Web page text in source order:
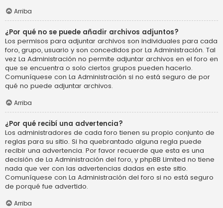
Arriba
¿Por qué no se puede añadir archivos adjuntos?
Los permisos para adjuntar archivos son individuales para cada
foro, grupo, usuario y son concedidos por La Administración. Tal
vez La Administración no permite adjuntar archivos en el foro en
que se encuentra o solo ciertos grupos pueden hacerlo.
Comuníquese con La Administración si no está seguro de por
qué no puede adjuntar archivos.
Arriba
¿Por qué recibí una advertencia?
Los administradores de cada foro tienen su propio conjunto de
reglas para su sitio. Si ha quebrantado alguna regla puede
recibir una advertencia. Por favor recuerde que esta es una
decisión de La Administración del foro, y phpBB Limited no tiene
nada que ver con las advertencias dadas en este sitio.
Comuníquese con La Administración del foro si no está seguro
de porqué fue advertido.
Arriba